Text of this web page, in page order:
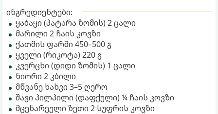
ინგრედიენტები:
ყაბაყი (პატარა ზომის) 2 ცალი
მარილი 2 ჩაის კოვზი
ქათმის ფარში 450–500 გ
ყველი (რიკოტა) 220 გ
კვერცხი (დიდი ზომის) 1 ცალი
ნიორი 2 კბილი
მწვანე ხახვი 3–5 ღერო
შავი პილპილი (დაფქული) ¼ ჩაის კოვზი
მცენარეული ზეთი 2 სუფრის კოვზი